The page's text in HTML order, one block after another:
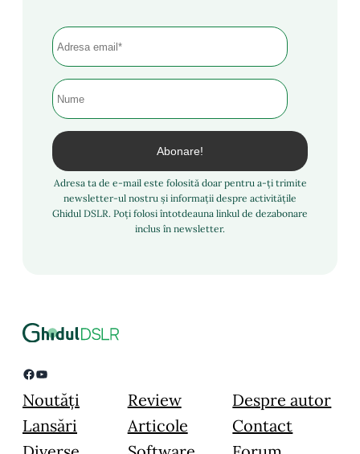
Adresa ta de e-mail este folosită doar pentru a-ți trimite
newsletter-ul nostru și informații despre activitățile
Ghidul DSLR. Poți folosi întotdeauna linkul de dezabonare
inclus în newsletter.
Facebook YouTube
Noutăți
Lansări
Review
Articole
Despre autor
Contact